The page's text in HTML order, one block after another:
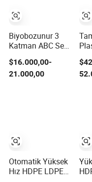
Biyobozunur 3
Katman ABC Sera
Mulç LDPE HDPE
Yüksek Hızlı
Plastik Torba PE
$16.000,00-
21.000,00
Otomatik Yüksek
Hız HDPE LDPE